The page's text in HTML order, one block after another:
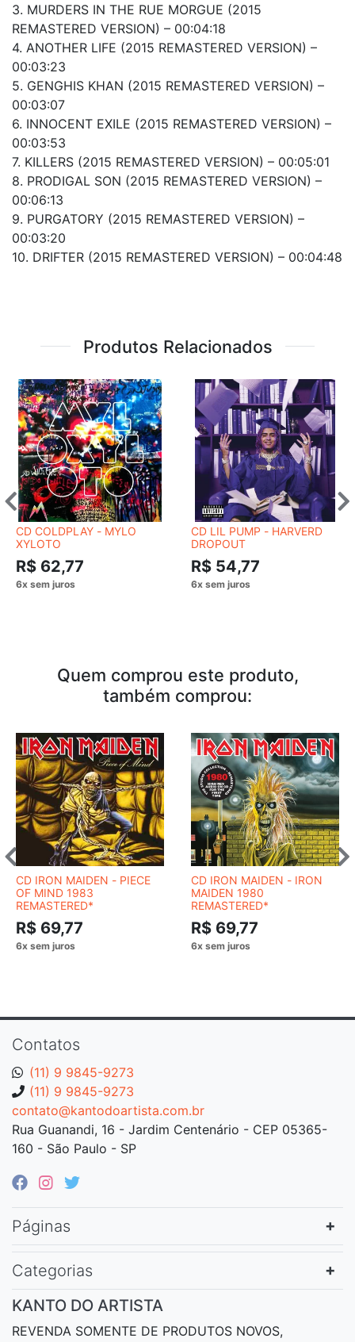
3. MURDERS IN THE RUE MORGUE (2015
REMASTERED VERSION) – 00:04:18
4. ANOTHER LIFE (2015 REMASTERED VERSION) –
00:03:23
5. GENGHIS KHAN (2015 REMASTERED VERSION) –
00:03:07
6. INNOCENT EXILE (2015 REMASTERED VERSION) –
00:03:53
7. KILLERS (2015 REMASTERED VERSION) – 00:05:01
8. PRODIGAL SON (2015 REMASTERED VERSION) –
00:06:13
9. PURGATORY (2015 REMASTERED VERSION) –
00:03:20
10. DRIFTER (2015 REMASTERED VERSION) – 00:04:48
Produtos Relacionados
CD COLDPLAY - MYLO
XYLOTO
R$ 62,77
CD LIL PUMP - HARVERD
DROPOUT
R$ 54,77
Quem comprou este produto,
também comprou:
CD IRON MAIDEN - PIECE
OF MIND 1983
REMASTERED*
R$ 69,77
CD IRON MAIDEN - IRON
MAIDEN 1980
REMASTERED*
R$ 69,77
Contatos
(11) 9 9845-9273
(11) 9 9845-9273
contato@kantodoartista.com.br
Rua Guanandi, 16 - Jardim Centenário - CEP 05365-
160 - São Paulo - SP
Páginas
Categorias
KANTO DO ARTISTA
REVENDA SOMENTE DE PRODUTOS NOVOS,